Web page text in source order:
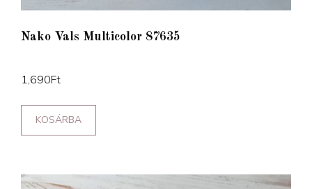
Nako Vals Multicolor 87635
1,690Ft
KOSÁRBA